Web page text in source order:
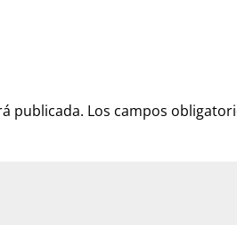
publicada. Los campos